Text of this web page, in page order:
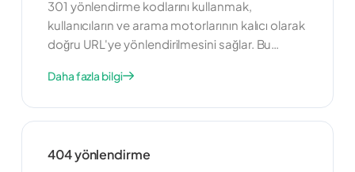
301 yönlendirme kodlarını kullanmak,
kullanıcıların ve arama motorlarının kalıcı olarak
doğru URL'ye yönlendirilmesini sağlar. Bu
ve SEO değerini korumak için yararlıdır. 301
sıralamalarınızı koruyabilir ve kullanıcıların her
Daha fazla bilgi
404 yönlendirme